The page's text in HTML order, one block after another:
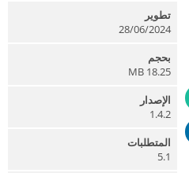
تطوير
28/06/2024
بحجم
18.25 MB
الإصدار
1.4.2
المتطلبات
5.1